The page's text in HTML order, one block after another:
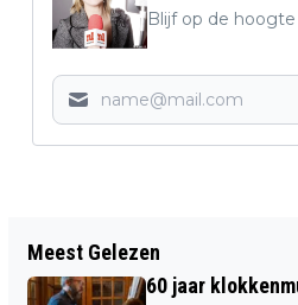
Blijf op de
TIPS GEVRAAGD OVER
Meest Gelezen
60 jaar